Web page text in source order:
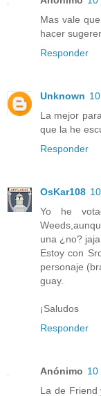
Mas vale
hacer
Responder
Unknown
La mejor
que la he
Responder
OsKar108
Yo he
una ¿no?
Estoy con
personaje
guay.
¡Saludos
Responder
Anónimo 10
La de Friend